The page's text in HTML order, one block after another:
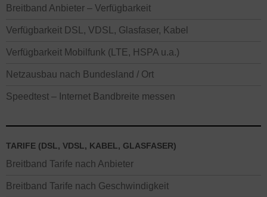
Breitband Anbieter – Verfügbarkeit
Verfügbarkeit DSL, VDSL, Glasfaser, Kabel
Verfügbarkeit Mobilfunk (LTE, HSPA u.a.)
Netzausbau nach Bundesland / Ort
Speedtest – Internet Bandbreite messen
TARIFE (DSL, VDSL, KABEL, GLASFASER)
Breitband Tarife nach Anbieter
Breitband Tarife nach Geschwindigkeit